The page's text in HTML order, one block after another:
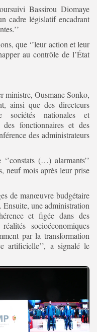
Bassirou Diomaye
cadre législatif encadrant
que ‘’leur action et leur
au contrôle de l’État
ministre, Ousmane Sonko,
ainsi que des directeurs
sociétés nationales et
des fonctionnaires et des
des administrateurs
(…) alarmants’’
neuf mois après leur prise
de manœuvre budgétaire
Ensuite, une administration
et figée dans des
socioéconomiques
par la transformation
artificielle’’, a signalé le